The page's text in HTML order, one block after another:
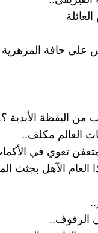
على حافة المزهرية
من اليقظة الأبدية
العالم مكلف..
تعوي في
الآهل بجثث
الرفوف..